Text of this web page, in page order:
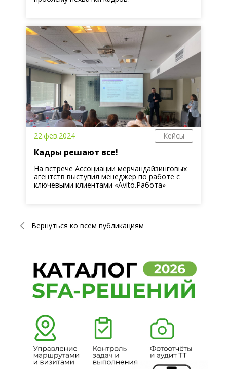
22.фев.2024 Кейсы
Кадры решают все!
На встрече Ассоциации мерчандайзинговых
агентств выступил менеджер по работе с
ключевыми клиентами «Avito.Работа»
Вернуться ко всем публикациям